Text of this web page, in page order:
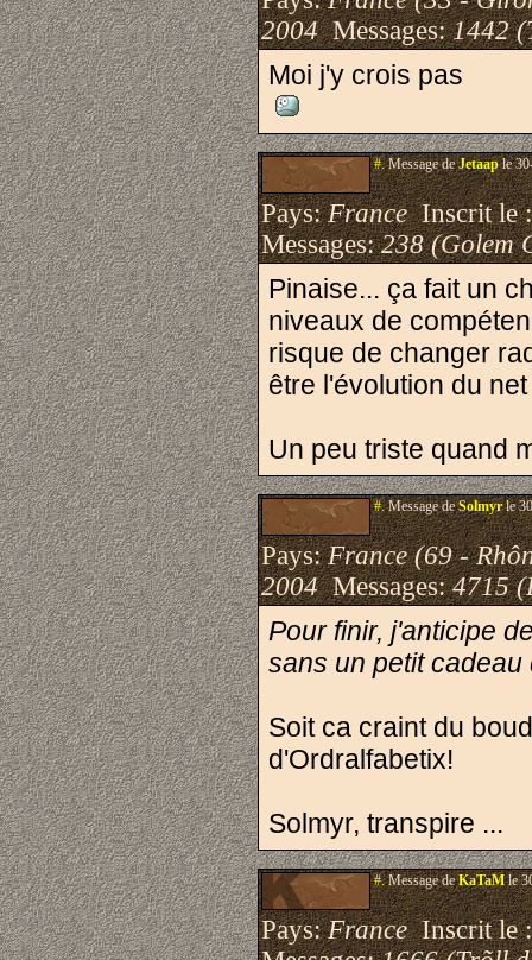
2004Messages:1442
Moi j'y crois pas
#.Message deJetaaple
Pays:FranceInscrit le
Messages:238 (Golem
Pinaise... ça fait un
niveaux de
risque de changer
être l'évolution du
Un peu triste quand
#.Message deSolmyrle
Pays:France (69 -
2004Messages:4715
Pour finir, j'anticipe
sans un petit cadeau
Soit ca craint du
d'Ordralfabetix!
Solmyr, transpire ...
#.Message deKaTaMle
Pays:FranceInscrit le